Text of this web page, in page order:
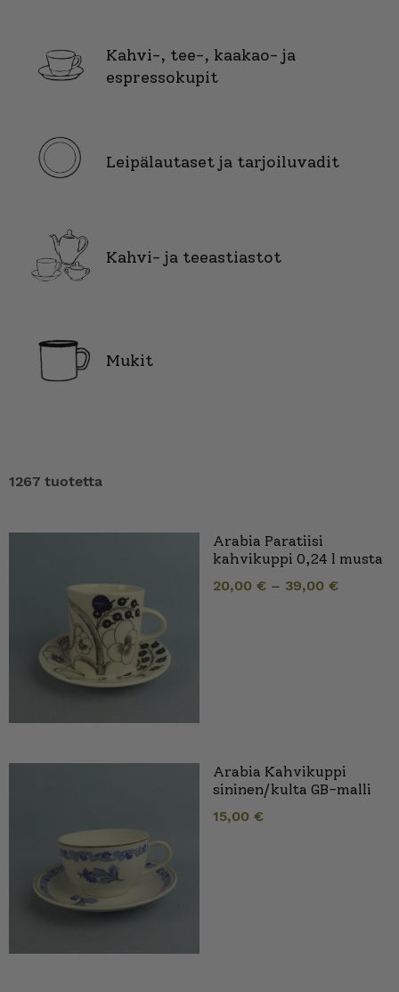
Kahvi-, tee-, kaakao- ja
espressokupit
Leipälautaset ja tarjoiluvadit
Kahvi- ja teeastiastot
Mukit
1267 tuotetta
Arabia Paratiisi
kahvikuppi 0,24 l musta
20,00 € – 39,00 €
Arabia Kahvikuppi
sininen/kulta GB-malli
15,00 €